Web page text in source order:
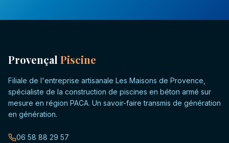
Provençal Piscine
Filiale de l'entreprise artisanale Les Maisons de Provence,
spécialiste de la construction de piscines en béton armé sur
mesure en région PACA. Un savoir-faire transmis de génération
en génération.
06 58 88 29 57